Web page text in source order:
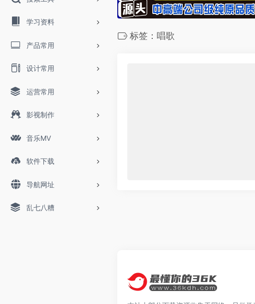
学习资料
产品常用
设计常用
运营常用
影视制作
音乐MV
软件下载
导航网址
乱七八糟
标签：唱歌